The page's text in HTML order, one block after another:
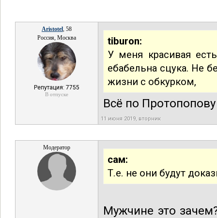
Aristotel, 58
Россия, Москва
Репутация: 7755
В отпуске
tiburon:
У меня красивая
ебабельна сцука. Не
жизни с обкурком,
Всё по
11 июня 2019, вторник
Модератор
сам:
Т.е. не они будут
Мужчине это